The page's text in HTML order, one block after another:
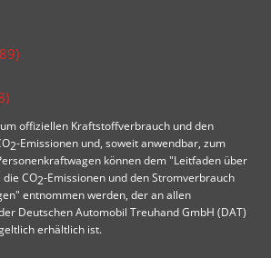
offiziellen Kraftstoffverbrauch und den
2-Emissionen und, soweit anwendbar, zum
können dem "Leitfaden über
CO2-Emissionen und den Stromverbrauch
entnommen werden, der an allen
Deutschen Automobil Treuhand GmbH (DAT)
erhältlich ist.